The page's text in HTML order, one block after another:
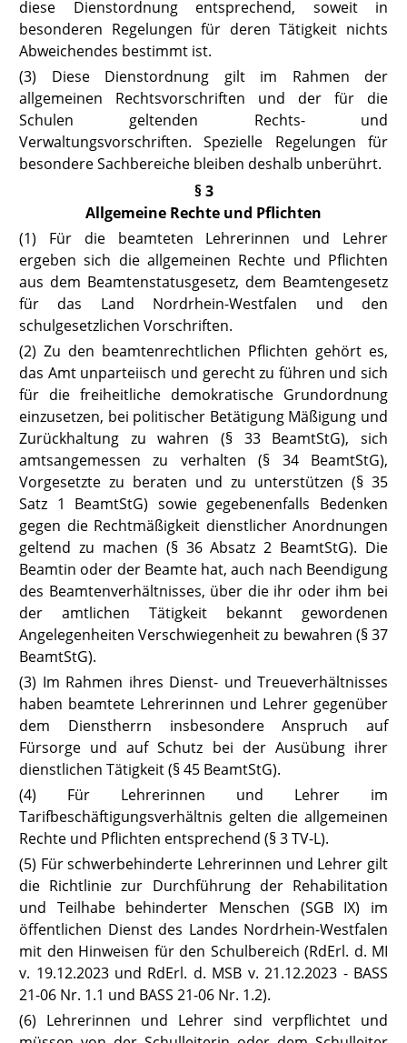
diese Dienstordnung entsprechend, soweit in
besonderen Regelungen für deren Tätigkeit nichts
Abweichendes bestimmt ist.
(3) Diese Dienstordnung gilt im Rahmen der
allgemeinen Rechtsvorschriften und der für die
Schulen geltenden Rechts- und
Verwaltungsvorschriften. Spezielle Regelungen für
besondere Sachbereiche bleiben deshalb unberührt.
§ 3
Allgemeine Rechte und Pflichten
(1) Für die beamteten Lehrerinnen und Lehrer
ergeben sich die allgemeinen Rechte und Pflichten
aus dem Beamtenstatusgesetz, dem Beamtengesetz
für das Land Nordrhein-Westfalen und den
schulgesetzlichen Vorschriften.
(2) Zu den beamtenrechtlichen Pflichten gehört es,
das Amt unparteiisch und gerecht zu führen und sich
für die freiheitliche demokratische Grundordnung
einzusetzen, bei politischer Betätigung Mäßigung und
Zurückhaltung zu wahren (§ 33 BeamtStG), sich
amtsangemessen zu verhalten (§ 34 BeamtStG),
Vorgesetzte zu beraten und zu unterstützen (§ 35
Satz 1 BeamtStG) sowie gegebenenfalls Bedenken
gegen die Rechtmäßigkeit dienstlicher Anordnungen
geltend zu machen (§ 36 Absatz 2 BeamtStG). Die
Beamtin oder der Beamte hat, auch nach Beendigung
des Beamtenverhältnisses, über die ihr oder ihm bei
der amtlichen Tätigkeit bekannt gewordenen
Angelegenheiten Verschwiegenheit zu bewahren (§ 37
BeamtStG).
(3) Im Rahmen ihres Dienst- und Treueverhältnisses
haben beamtete Lehrerinnen und Lehrer gegenüber
dem Dienstherrn insbesondere Anspruch auf
Fürsorge und auf Schutz bei der Ausübung ihrer
dienstlichen Tätigkeit (§ 45 BeamtStG).
(4) Für Lehrerinnen und Lehrer im
Tarifbeschäftigungsverhältnis gelten die allgemeinen
Rechte und Pflichten entsprechend (§ 3TV-L).
(5) Für schwerbehinderte Lehrerinnen und Lehrer gilt
die Richtlinie zur Durchführung der Rehabilitation
und Teilhabe behinderter Menschen (SGB IX) im
öffentlichen Dienst des Landes Nordrhein-Westfalen
mit den Hinweisen für den Schulbereich (RdErl. d. MI
v. 19.12.2023 und RdErl. d. MSB v. 21.12.2023 -BASS
21-06 Nr. 1.1 und BASS 21-06 Nr. 1.2).
(6) Lehrerinnen und Lehrer sind verpflichtet und